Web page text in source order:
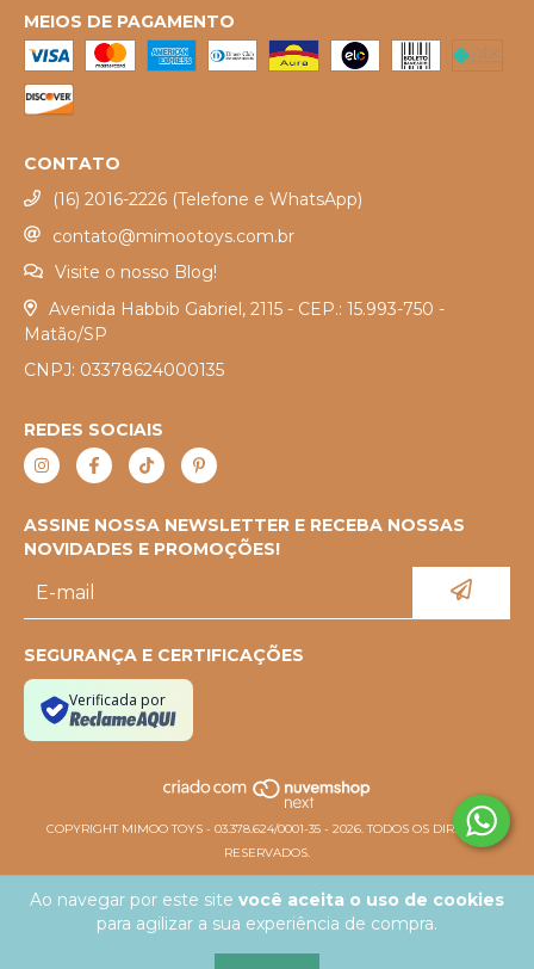
Ao navegar por este site você aceita o uso de cookies
para agilizar a sua experiência de compra.
MEIOS DE PAGAMENTO
CONTATO
(16) 2016-2226 (Telefone e WhatsApp)
contato@mimootoys.com.br
Visite o nosso Blog!
Avenida Habbib Gabriel, 2115 - CEP.: 15.993-750 -
Matão/SP
CNPJ: 03378624000135
REDES SOCIAIS
ASSINE NOSSA NEWSLETTER E RECEBA NOSSAS
NOVIDADES E PROMOÇÕES!
SEGURANÇA E CERTIFICAÇÕES
Verificada por
COPYRIGHT MIMOO TOYS - 03.378.624/0001-35 - 2026. TODOS OS DIREITOS
RESERVADOS.